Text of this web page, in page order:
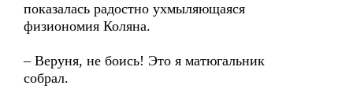
показалась радостно ухмыляющаяся
физиономия Коляна.
– Веруня, не боись! Это я матюгальник
собрал.